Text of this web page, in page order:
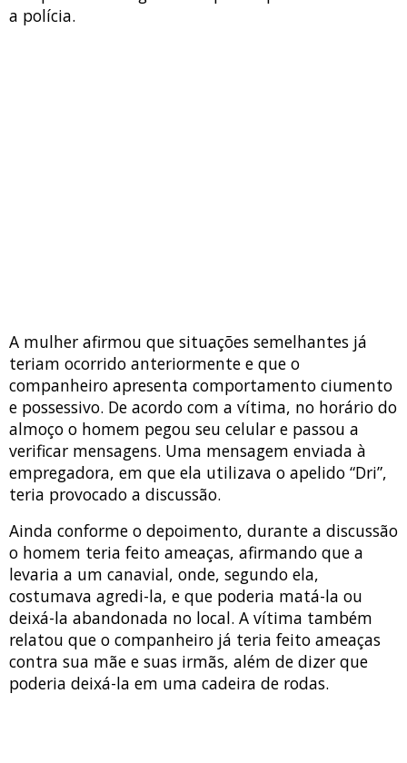
a polícia.
A mulher afirmou que situações semelhantes já
teriam ocorrido anteriormente e que o
companheiro apresenta comportamento ciumento
e possessivo. De acordo com a vítima, no horário do
almoço o homem pegou seu celular e passou a
verificar mensagens. Uma mensagem enviada à
empregadora, em que ela utilizava o apelido “Dri”,
teria provocado a discussão.
Ainda conforme o depoimento, durante a discussão
o homem teria feito ameaças, afirmando que a
levaria a um canavial, onde, segundo ela,
costumava agredi-la, e que poderia matá-la ou
deixá-la abandonada no local. A vítima também
relatou que o companheiro já teria feito ameaças
contra sua mãe e suas irmãs, além de dizer que
poderia deixá-la em uma cadeira de rodas.